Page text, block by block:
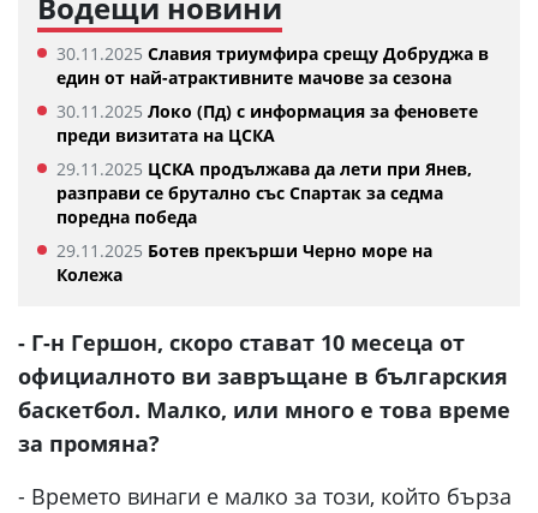
Водещи новини
30.11.2025 Славия триумфира срещу Добруджа в
един от най-атрактивните мачове за сезона
30.11.2025 Локо (Пд) с информация за феновете
преди визитата на ЦСКА
29.11.2025 ЦСКА продължава да лети при Янев,
разправи се брутално със Спартак за седма
поредна победа
29.11.2025 Ботев прекърши Черно море на
Колежа
- Г-н Гершон, скоро стават 10 месеца от
официалното ви завръщане в българския
баскетбол. Малко, или много е това време
за промяна?
- Времето винаги е малко за този, който бърза